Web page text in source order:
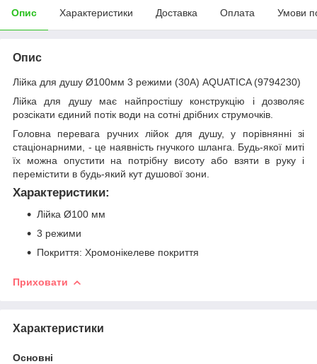
Опис Характеристики Доставка Оплата Умови
Опис
Лійка для душу Ø100мм 3 режими (30A) AQUATICA (9794230)
Лійка для душу має найпростішу конструкцію і дозволяє
розсікати єдиний потік води на сотні дрібних струмочків.
Головна перевага ручних лійок для душу, у порівнянні зі
стаціонарними, - це наявність гнучкого шланга. Будь-якої миті
їх можна опустити на потрібну висоту або взяти в руку і
перемістити в будь-який кут душової зони.
Характеристики:
Лійка Ø100 мм
3 режими
Покриття: Хромонiкелеве покриття
Приховати
Характеристики
Основні